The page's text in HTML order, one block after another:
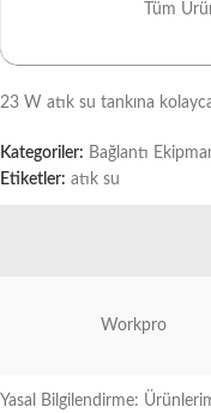
Tüm
23 W atık su tankına
Kategoriler: Bağlantı
Etiketler: atık su
Workpro
Yasal Bilgilendirme: